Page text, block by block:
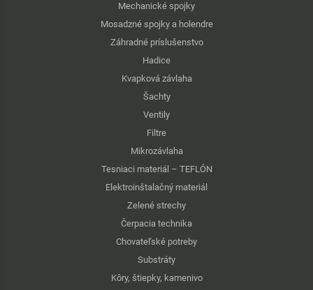
Mechanické spojky
Mosadzné spojky a holendre
Záhradné príslušenstvo
Hadice
Kvapková závlaha
Šachty
Ventily
Filtre
Mikrozávlaha
Tesniaci materiál – TEFLÓN
Elektroinštalačný materiál
Zelené strechy
Čerpacia technika
Chovateľské potreby
Substráty
Kôry, štiepky, kamenivo